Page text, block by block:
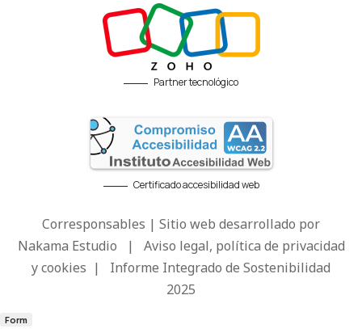
Partner tecnológico
Certificado accesibilidad web
Corresponsables | Sitio web desarrollado por
Nakama Estudio | Aviso legal, política de privacidad
y cookies | Informe Integrado de Sostenibilidad
2025
Form